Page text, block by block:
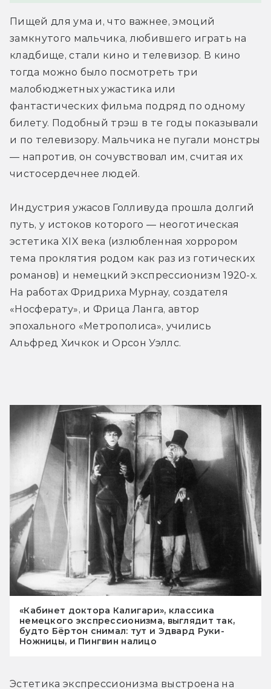
Пищей для ума и, что важнее, эмоций
замкнутого мальчика, любившего играть на
кладбище, стали кино и телевизор. В кино
тогда можно было посмотреть три
малобюджетных ужастика или
фантастических фильма подряд по одному
билету. Подобный трэш в те годы показывали
и по телевизору. Мальчика не пугали монстры
— напротив, он сочувствовал им, считая их
чистосердечнее людей.
Индустрия ужасов Голливуда прошла долгий
путь, у истоков которого — неоготическая
эстетика XIX века (излюбленная хоррором
тема проклятия родом как раз из готических
романов) и немецкий экспрессионизм 1920-х.
На работах Фридриха Мурнау, создателя
«Носферату», и Фрица Ланга, автор
эпохального «Метрополиса», учились
Альфред Хичкок и Орсон Уэллс.
«Кабинет доктора Калигари», классика
немецкого экспрессионизма, выглядит так,
будто Бёртон снимал: тут и Эдвард Руки-
Ножницы, и Пингвин налицо
Эстетика экспрессионизма выстроена на